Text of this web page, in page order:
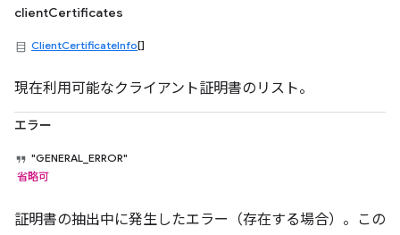
clientCertificates
ClientCertificateInfo[]
現在利用可能なクライアント証明書のリスト。
エラー
"GENERAL_ERROR"
省略可
証明書の抽出中に発生したエラー（存在する場合）。この